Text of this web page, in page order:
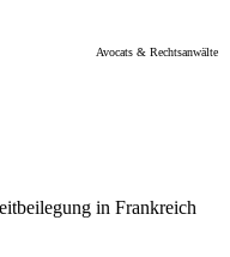
Avocats & Rechtsanwälte
in Frankreich